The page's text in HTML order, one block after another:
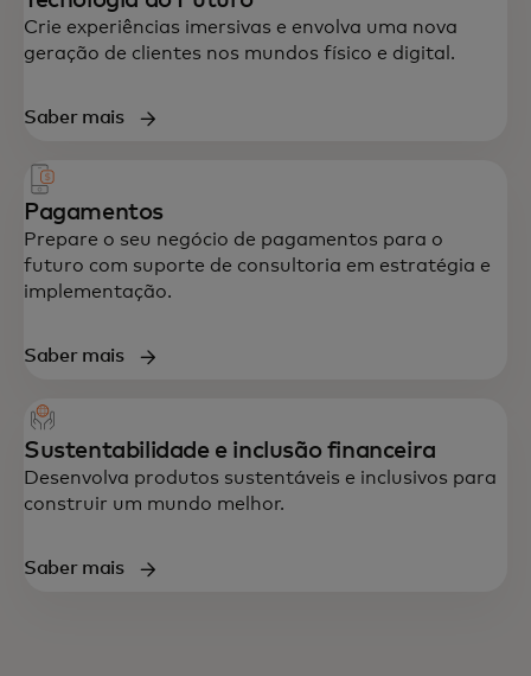
Crie experiências imersivas e envolva uma nova
geração de clientes nos mundos físico e digital.
Saber mais
Pagamentos
Prepare o seu negócio de pagamentos para o
futuro com suporte de consultoria em estratégia e
implementação.
Saber mais
Sustentabilidade e inclusão financeira
Desenvolva produtos sustentáveis e inclusivos para
construir um mundo melhor.
Saber mais